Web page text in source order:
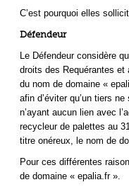
C’est pourquoi elles
Défendeur
Le Défendeur considère
droits des Requérantes et
du nom de domaine «
afin d’éviter qu’un tiers
n’ayant aucun lien avec
recycleur de palettes au
titre onéreux, le nom de
Pour ces différentes
de domaine « epalia.fr ».